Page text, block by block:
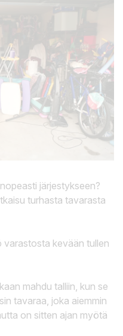
järjestykseen?
turhasta tavarasta
kevään tullen
mahdu talliin, kun se
tavaraa, joka aiemmin
on sitten ajan myötä